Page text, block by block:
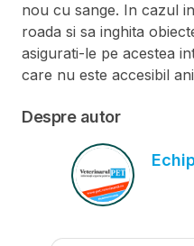
nou cu sange. In cazul
roada si sa inghita
asigurati-le pe acestea
care nu este accesibil
Despre autor